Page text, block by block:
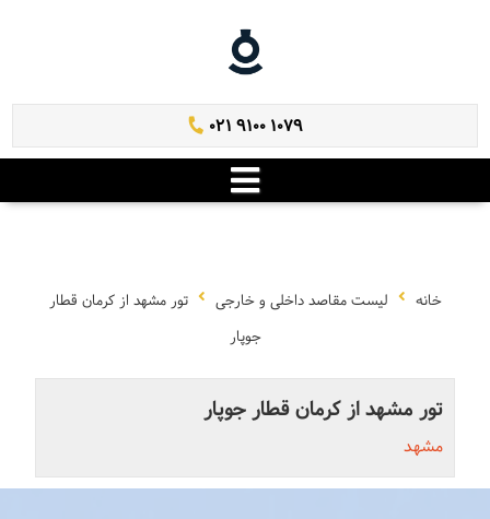
021 9100 1079
خانه لیست مقاصد داخلی و خارجی
تور مشهد از کرمان قطار
جوپار
تور مشهد از کرمان قطار جوپار
مشهد